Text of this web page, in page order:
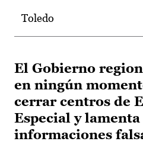
Toledo
El Gobierno
en ningún
cerrar centros de
Especial y lamenta
informaciones